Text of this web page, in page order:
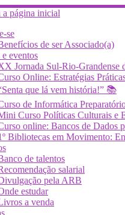
se
de ser Associado(a)
eventos
Jornada Sul-Rio-Grandense
Online: Estratégias
que lá vem história!” 📚
de Informática
Curso Políticas Culturais e
online: Bancos de Dados
Bibliotecas em Movimento:
de talentos
salarial
pela ARB
estudar
a venda